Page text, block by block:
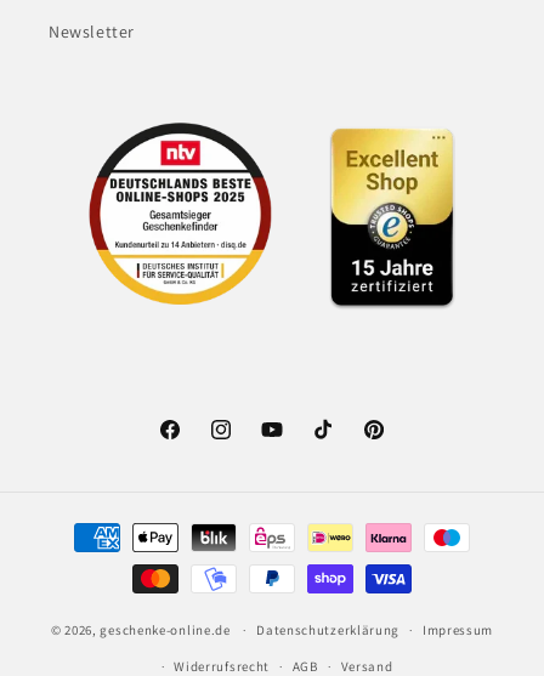
Newsletter
FacebookInstagramYouTubeTikTok Pinterest
Zahlungsmethoden
© 2026,geschenke-online.de Datenschutzerklärung Impressum
Widerrufsrecht AGB Versand